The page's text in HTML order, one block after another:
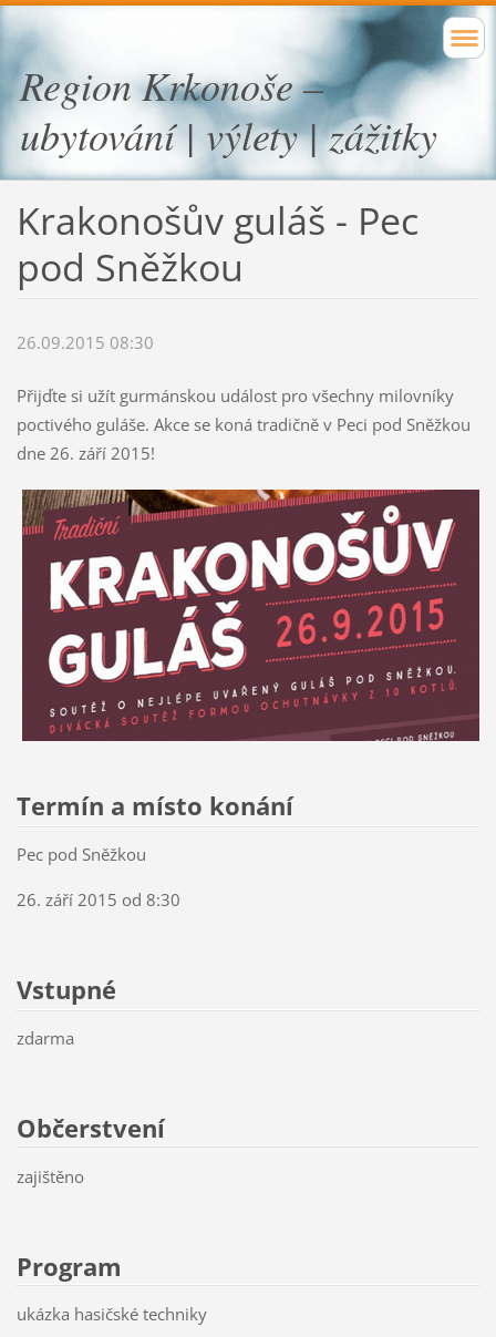
Region Krkonoše –
ubytování | výlety | zážitky
Krakonošův guláš - Pec
pod Sněžkou
26.09.2015 08:30
Přijďte si užít gurmánskou událost pro všechny milovníky
poctivého guláše. Akce se koná tradičně v Peci pod Sněžkou
dne 26. září 2015!
Termín a místo konání
Pec pod Sněžkou
26. září 2015 od 8:30
Vstupné
zdarma
Občerstvení
zajištěno
Program
ukázka hasičské techniky